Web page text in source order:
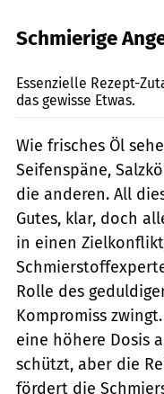
Schmierige
Essenzielle Rezept-
das gewisse Etwas.
Wie frisches Öl
Seifenspäne,
die anderen. All
Gutes, klar, doch
in einen
Rolle des
Kompromiss
eine höhere Dosis
schützt, aber die
fördert die